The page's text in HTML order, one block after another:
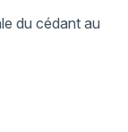
du cédant au